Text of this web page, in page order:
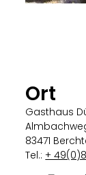
Ort
Gasthaus
83471
Tel.:+